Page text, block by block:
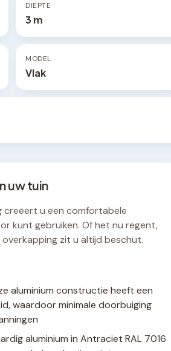
DIEPTE
3 m
MODEL
Vlak
uw tuin
creëert u een comfortabele
kunt gebruiken. Of het nu regent,
zit u altijd beschut.
aluminium constructie heeft een
waardoor minimale doorbuiging
aluminium in Antraciet RAL 7016